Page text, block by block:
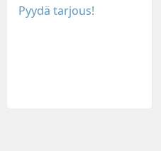
Pyydä tarjous!